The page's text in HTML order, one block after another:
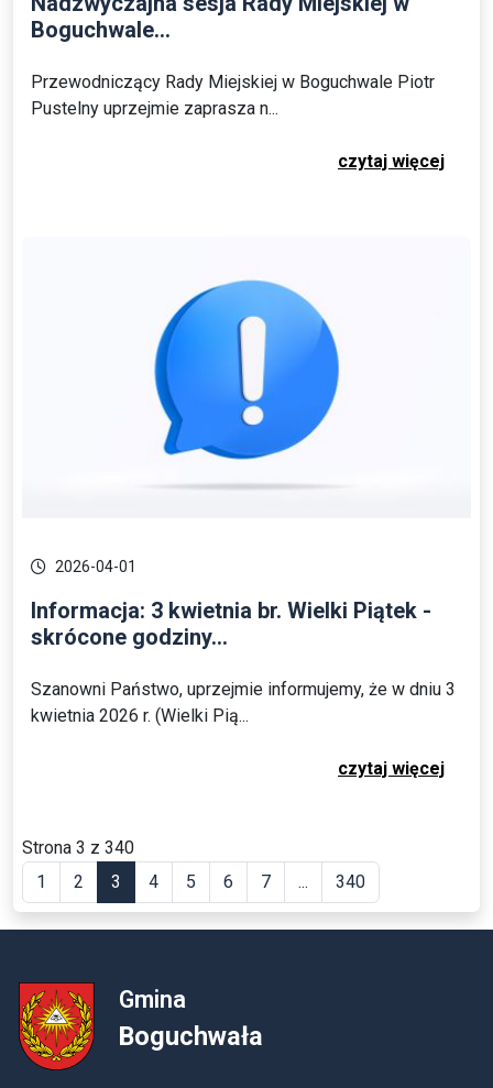
Boguchwale...
Przewodniczący Rady Miejskiej w Boguchwale Piotr
Pustelny uprzejmie zaprasza n...
czytaj więcej
2026-04-01
Informacja: 3 kwietnia br. Wielki Piątek -
skrócone godziny...
Szanowni Państwo, uprzejmie informujemy, że w dniu 3
kwietnia 2026 r. (Wielki Pią...
czytaj więcej
Strona 3 z 340
1
2 3 4 5 6 7 ... 340
Gmina
Boguchwała